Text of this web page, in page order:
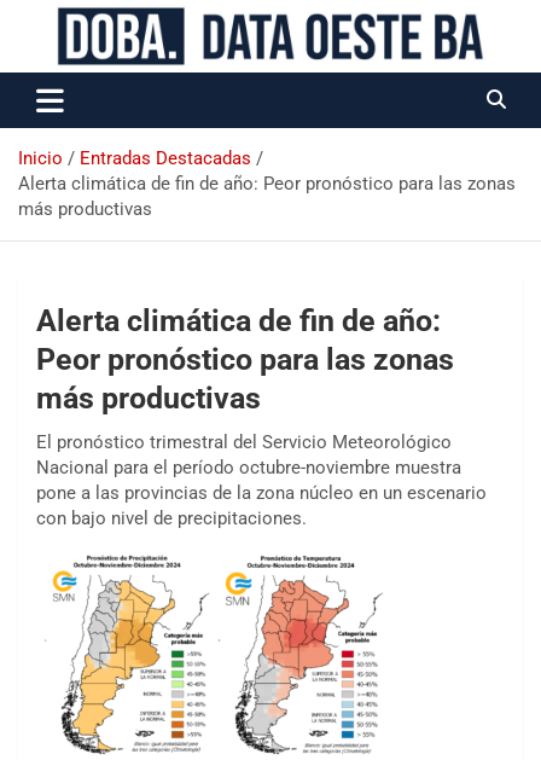
Data Oeste BA
Inicio
Entradas Destacadas
Alerta climática de fin de año: Peor pronóstico para las zonas
más productivas
Alerta climática de fin de año:
Peor pronóstico para las zonas
más productivas
El pronóstico trimestral del Servicio Meteorológico
Nacional para el período octubre-noviembre muestra
pone a las provincias de la zona núcleo en un escenario
con bajo nivel de precipitaciones.